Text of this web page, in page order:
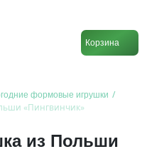
Корзина
формовые игрушки /
«Пингвинчик»
из Польши